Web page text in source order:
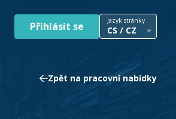
Přihlásit se Jazyk stránky
CS / CZ
Zpět na pracovní nabídky